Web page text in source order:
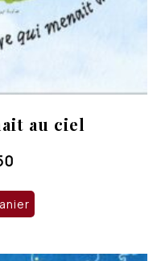
au ciel